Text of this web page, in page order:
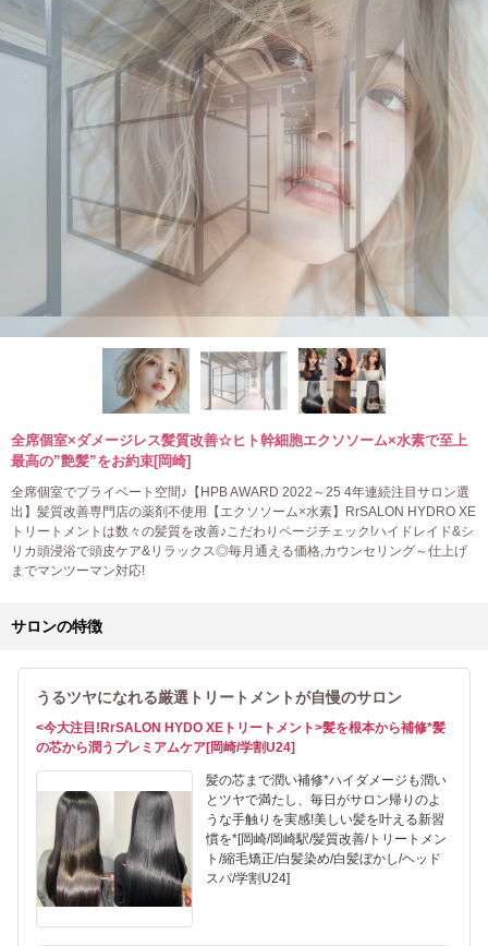
全席個室×ダメージレス髪質改善☆ヒト幹細胞エクソソーム×水素で至上
最高の”艶髪”をお約束[岡崎]
全席個室でプライベート空間♪【HPB AWARD 2022～25 4年連続注目サロン選
出】髪質改善専門店の薬剤不使用【エクソソーム×水素】RrSALON HYDRO XE
トリートメントは数々の髪質を改善♪こだわりページチェック!ハイドレイド&シ
リカ頭浸浴で頭皮ケア&リラックス◎毎月通える価格,カウンセリング～仕上げ
までマンツーマン対応!
サロンの特徴
うるツヤになれる厳選トリートメントが自慢のサロン
<今大注目!RrSALON HYDO XEトリートメント>髪を根本から補修*髪
の芯から潤うプレミアムケア[岡崎/学割U24]
髪の芯まで潤い補修*ハイダメージも潤い
とツヤで満たし、毎日がサロン帰りのよ
うな手触りを実感!美しい髪を叶える新習
慣を*[岡崎/岡崎駅/髪質改善/トリートメン
ト/縮毛矯正/白髪染め/白髪ぼかし/ヘッド
スパ/学割U24]